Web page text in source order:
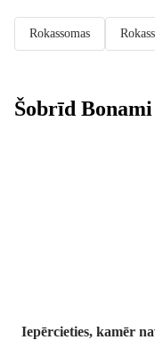
Rokassomas
Šobrīd Bonami
Iepērcieties, kamēr